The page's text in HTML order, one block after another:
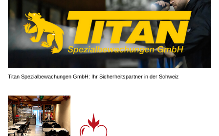
Titan Spezialbewachungen GmbH: Ihr Sicherheitspartner in der Schweiz